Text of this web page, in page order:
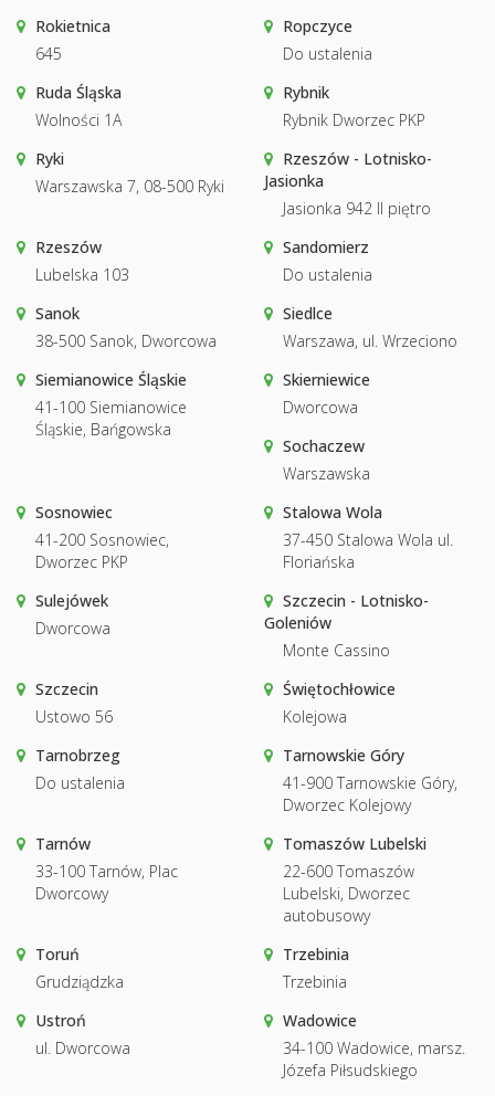
Rokietnica
645
Ropczyce
Do ustalenia
Ruda Śląska
Wolności 1A
Rybnik
Rybnik Dworzec PKP
Ryki
Warszawska 7, 08-500 Ryki
Rzeszów - Lotnisko-
Jasionka
Jasionka 942 II piętro
Rzeszów
Lubelska 103
Sandomierz
Do ustalenia
Sanok
38-500 Sanok, Dworcowa
Siedlce
Warszawa, ul. Wrzeciono
Siemianowice Śląskie
41-100 Siemianowice
Śląskie, Bańgowska
Skierniewice
Dworcowa
Sochaczew
Warszawska
Sosnowiec
41-200 Sosnowiec,
Dworzec PKP
Stalowa Wola
37-450 Stalowa Wola ul.
Floriańska
Sulejówek
Dworcowa
Szczecin - Lotnisko-
Goleniów
Monte Cassino
Szczecin
Ustowo 56
Świętochłowice
Kolejowa
Tarnobrzeg
Do ustalenia
Tarnowskie Góry
41-900 Tarnowskie Góry,
Dworzec Kolejowy
Tarnów
33-100 Tarnów, Plac
Dworcowy
Tomaszów Lubelski
22-600 Tomaszów
Lubelski, Dworzec
autobusowy
Toruń
Grudziądzka
Trzebinia
Trzebinia
Ustroń
ul. Dworcowa
Wadowice
34-100 Wadowice, marsz.
Józefa Piłsudskiego